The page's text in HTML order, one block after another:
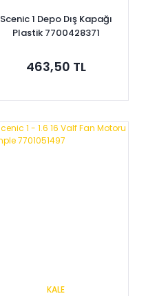
Scenic 1 Depo Dış Kapağı
Plastik 7700428371
463,50 TL
Sepete Ekle
KALE